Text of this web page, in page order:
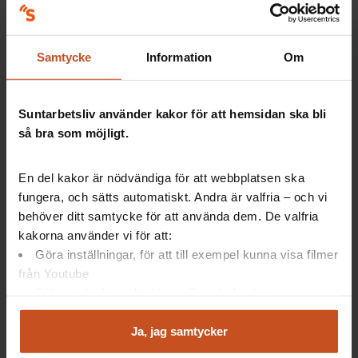
Samtycke Information Om
Suntarbetsliv använder kakor för att hemsidan ska bli
så bra som möjligt.
En del kakor är nödvändiga för att webbplatsen ska
fungera, och sätts automatiskt. Andra är valfria – och vi
behöver ditt samtycke för att använda dem. De valfria
kakorna använder vi för att:
Göra inställningar, för att till exempel kunna visa filmer
från Youtube
Analysera trafik för att kunna visa riktad information
Du kan när som helst återta ditt godkännande genom att
Ja, jag samtycker
Agneta Kullberg, Institutionen för medicin och hälsa,
Linköpings universitet.
Organisation
Det tvååriga forskningsprojektet startade 1 januari
2018 och avslutas i december 2019.
Artiklar: Så gör andra